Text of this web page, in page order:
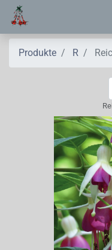
Produkte R